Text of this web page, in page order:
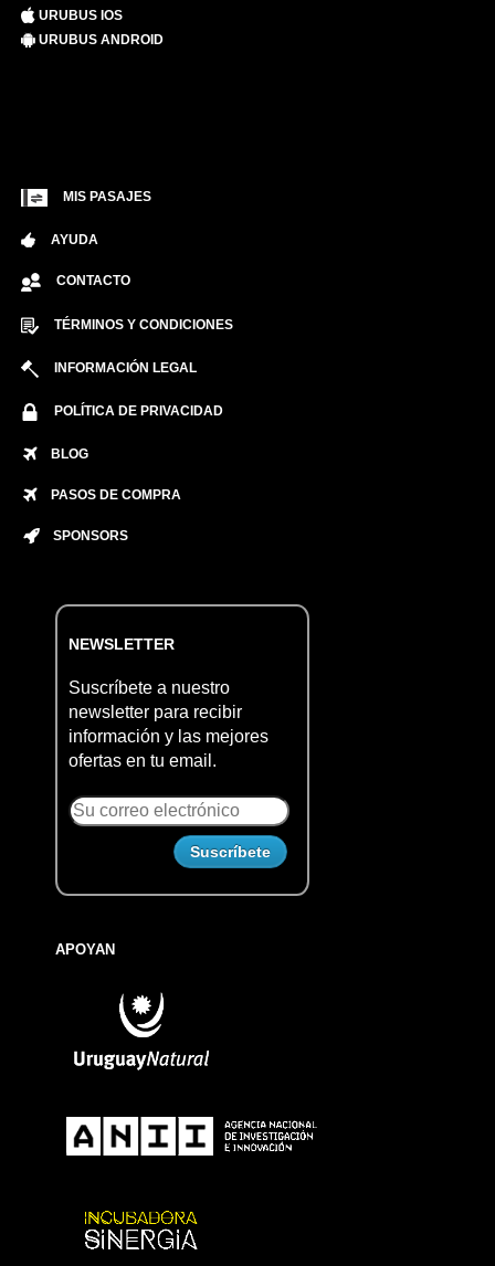
URUBUS IOS
URUBUS ANDROID
MIS PASAJES
AYUDA
CONTACTO
TÉRMINOS Y CONDICIONES
INFORMACIÓN LEGAL
POLÍTICA DE PRIVACIDAD
BLOG
PASOS DE COMPRA
SPONSORS
NEWSLETTER
Suscríbete a nuestro
newsletter para recibir
información y las mejores
ofertas en tu email.
APOYAN